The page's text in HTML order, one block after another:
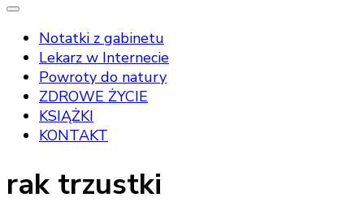
Notatki z gabinetu
Lekarz w Internecie
Powroty do natury
ZDROWE ŻYCIE
KSIĄŻKI
KONTAKT
rak trzustki